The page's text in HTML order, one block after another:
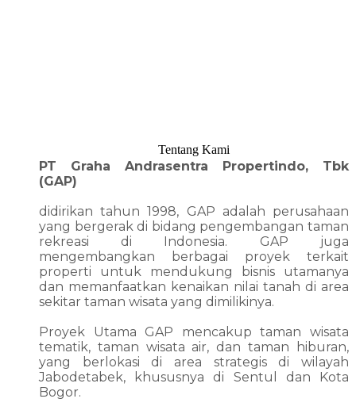
Tentang Kami
PT Graha Andrasentra Propertindo, Tbk
(GAP)
didirikan tahun 1998, GAP adalah perusahaan
yang bergerak di bidang pengembangan taman
rekreasi di Indonesia. GAP juga
mengembangkan berbagai proyek terkait
properti untuk mendukung bisnis utamanya
dan memanfaatkan kenaikan nilai tanah di area
sekitar taman wisata yang dimilikinya.
Proyek Utama GAP mencakup taman wisata
tematik, taman wisata air, dan taman hiburan,
yang berlokasi di area strategis di wilayah
Jabodetabek, khususnya di Sentul dan Kota
Bogor.